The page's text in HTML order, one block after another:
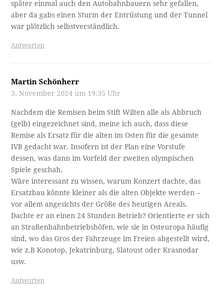
später einmal auch den Autobahnbauern sehr gefallen,
aber da gabs einen Sturm der Entrüstung und der Tunnel
war plötzlich selbstverständlich.
Antworten
Martin Schönherr
3. November 2024 um 19:35 Uhr
Nachdem die Remisen beim Stift Wilten alle als Abbruch
(gelb) eingezeichnet sind, meine ich auch, dass diese
Remise als Ersatz für die alten im Osten für die gesamte
IVB gedacht war. Insofern ist der Plan eine Vorstufe
dessen, was dann im Vorfeld der zweiten olympischen
Spiele geschah.
Wäre interessant zu wissen, warum Konzert dachte, das
Ersatzbau könnte kleiner als die alten Objekte werden –
vor allem angesichts der Größe des heutigen Areals.
Dachte er an einen 24 Stunden Betrieb? Orientierte er sich
an Straßenbahnbetriebshöfen, wie sie in Osteuropa häufig
sind, wo das Gros der Fahrzeuge im Freien abgestellt wird,
wie z.B Konotop, Jekatrinburg, Slatoust oder Krasnodar
usw.
Antworten